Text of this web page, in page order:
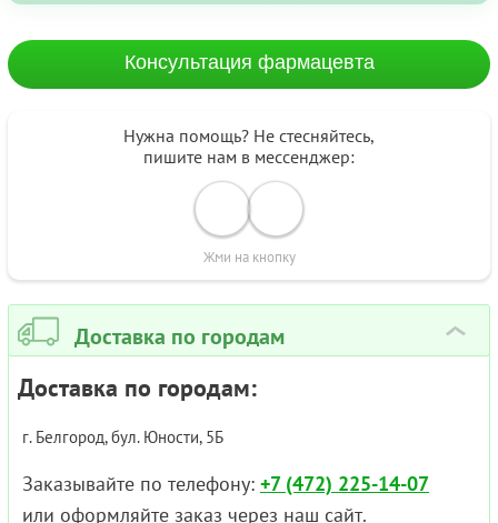
Консультация фармацевта
Нужна помощь? Не стесняйтесь,
пишите нам в мессенджер:
Жми на кнопку
Доставка по городам ›
Доставка по городам:
г. Белгород, бул. Юности, 5Б
Заказывайте по телефону: +7 (472) 225-14-07
или оформляйте заказ через наш сайт.